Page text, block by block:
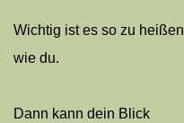
Wichtig ist es so zu heißen
wie du.
Dann kann dein Blick